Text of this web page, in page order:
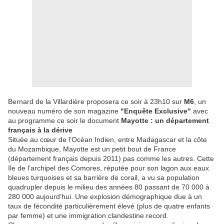
Bernard de la Villardière proposera ce soir à 23h10 sur M6 , un
nouveau numéro de son magazine "Enquête Exclusive" avec
au programme ce soir le document Mayotte : un département
français à la dérive
Située au cœur de l’Océan Indien, entre Madagascar et la côte
du Mozambique, Mayotte est un petit bout de France
(département français depuis 2011) pas comme les autres. Cette
île de l’archipel des Comores, réputée pour son lagon aux eaux
bleues turquoises et sa barrière de corail, a vu sa population
quadrupler depuis le milieu des années 80 passant de 70 000 à
280 000 aujourd’hui. Une explosion démographique due à un
taux de fécondité particulièrement élevé (plus de quatre enfants
par femme) et une immigration clandestine record.